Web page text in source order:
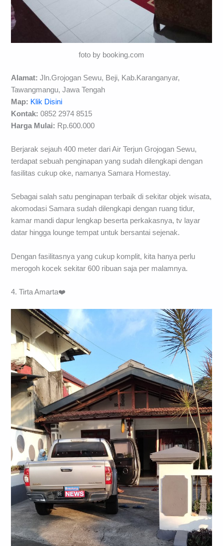
foto by booking.com
Alamat: Jln.Grojogan Sewu, Beji, Kab.Karanganyar,
Tawangmangu, Jawa Tengah
Map: Klik Disini
Kontak: 0852 2974 8515
Harga Mulai: Rp.600.000
Berjarak sejauh 400 meter dari Air Terjun Grojogan Sewu,
terdapat sebuah penginapan yang sudah dilengkapi dengan
fasilitas cukup oke, namanya Samara Homestay.
Sebagai salah satu penginapan terbaik di sekitar objek wisata,
akomodasi Samara sudah dilengkapi dengan ruang tidur,
kamar mandi dapur lengkap beserta perkakasnya, tv layar
datar hingga lounge tempat untuk bersantai sejenak.
Dengan fasilitasnya yang cukup komplit, kita hanya perlu
merogoh kocek sekitar 600 ribuan saja per malamnya.
4. Tirta Amarta❤️